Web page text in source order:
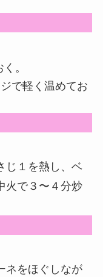
。
で軽く温めてお
じ１を熱し、ベ
火で３〜４分炒
ネをほぐしなが